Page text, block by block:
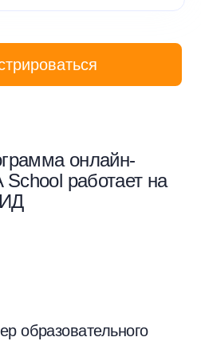
онлайн-
работает на
образовательного